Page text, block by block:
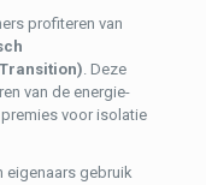
profiteren van
. Deze
van de energie-
voor isolatie
eigenaars gebruik